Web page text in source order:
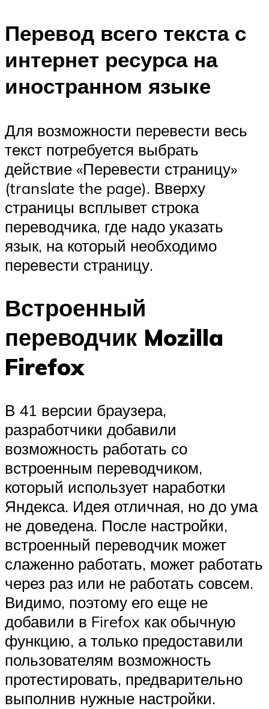
Перевод всего текста с
интернет ресурса на
иностранном языке
Для возможности перевести весь
текст потребуется выбрать
действие «Перевести страницу»
(translate the page). Вверху
страницы всплывет строка
переводчика, где надо указать
язык, на который необходимо
перевести страницу.
Встроенный
переводчик Mozilla
Firefox
В 41 версии браузера,
разработчики добавили
возможность работать со
встроенным переводчиком,
который использует наработки
Яндекса. Идея отличная, но до ума
не доведена. После настройки,
встроенный переводчик может
слаженно работать, может работать
через раз или не работать совсем.
Видимо, поэтому его еще не
добавили в Firefox как обычную
функцию, а только предоставили
пользователям возможность
протестировать, предварительно
выполнив нужные настройки.